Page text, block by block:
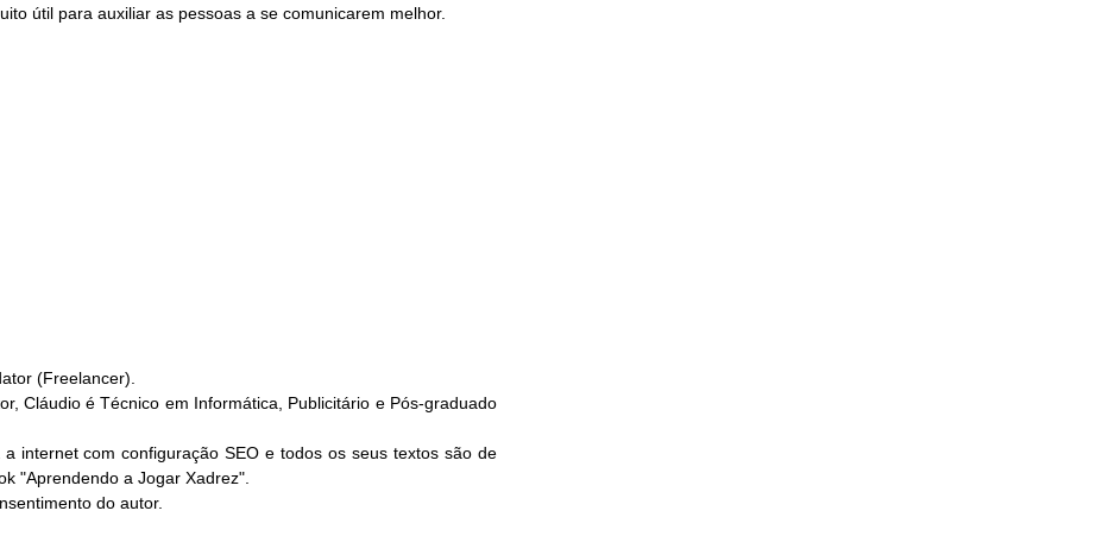
útil para auxiliar as pessoas a se comunicarem melhor.
(Freelancer).
Cláudio é Técnico em Informática, Publicitário e Pós-graduado
internet com configuração SEO e todos os seus textos são de
"Aprendendo a Jogar Xadrez".
do autor.